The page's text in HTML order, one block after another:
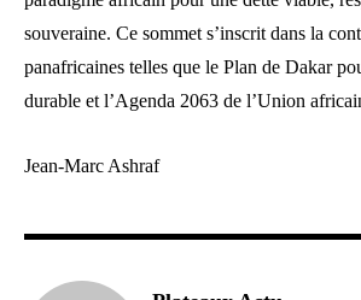
souveraine. Ce sommet s’inscrit dans la
panafricaines telles que le Plan de Dakar
durable et l’Agenda 2063 de l’Union
Jean-Marc Ashraf